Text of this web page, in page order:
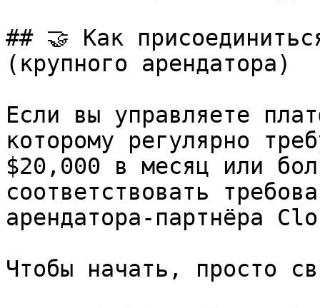
## 🤝 Как
(крупного арендатора)
Если вы управляете
которому регулярно
$20,000 в месяц или
соответствовать
арендатора-партнёра
Чтобы начать, просто